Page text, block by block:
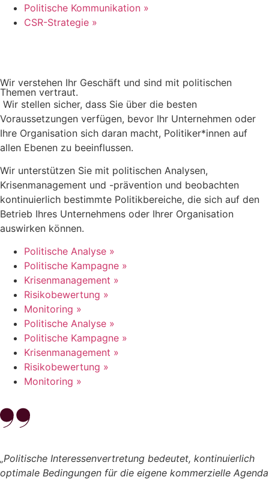
Politische Kommunikation »
CSR-Strategie »
Wir verstehen Ihr Geschäft und sind mit politischen
Themen vertraut.
Wir stellen sicher, dass Sie über die besten
Voraussetzungen verfügen, bevor Ihr Unternehmen oder
Ihre Organisation sich daran macht, Politiker*innen auf
allen Ebenen zu beeinflussen.
Wir unterstützen Sie mit politischen Analysen,
Krisenmanagement und -prävention und beobachten
kontinuierlich bestimmte Politikbereiche, die sich auf den
Betrieb Ihres Unternehmens oder Ihrer Organisation
auswirken können.
Politische Analyse »
Politische Kampagne »
Krisenmanagement »
Risikobewertung »
Monitoring »
Politische Analyse »
Politische Kampagne »
Krisenmanagement »
Risikobewertung »
Monitoring »
„Politische Interessenvertretung bedeutet, kontinuierlich
optimale Bedingungen für die eigene kommerzielle Agenda